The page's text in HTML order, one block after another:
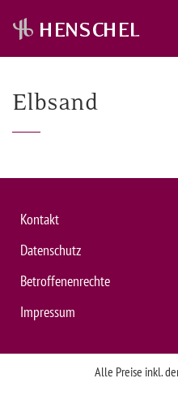
Elbsand
Kontakt
Datenschutz
Betroffenenrechte
Impressum
Alle Preise inkl.